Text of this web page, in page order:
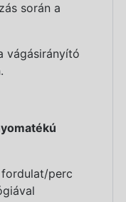
során a
vágásirányító
perc